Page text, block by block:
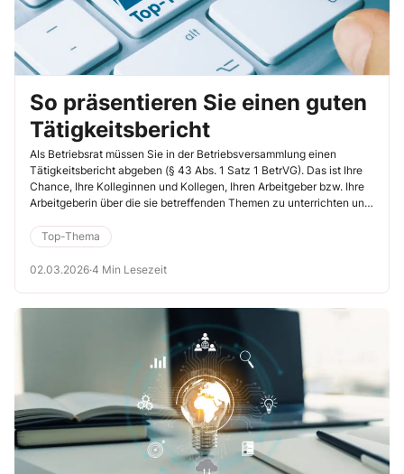
So präsentieren Sie einen guten
Tätigkeitsbericht
Als Betriebsrat müssen Sie in der Betriebsversammlung einen
Tätigkeitsbericht abgeben (§ 43 Abs. 1 Satz 1 BetrVG). Das ist Ihre
Chance, Ihre Kolleginnen und Kollegen, Ihren Arbeitgeber bzw. Ihre
Arbeitgeberin über die sie betreffenden Themen zu unterrichten und
Top-Thema
02.03.2026·4 Min Lesezeit